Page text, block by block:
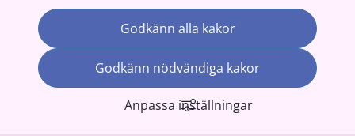
Godkänn alla kakor
Godkänn nödvändiga kakor
Anpassa inställningar